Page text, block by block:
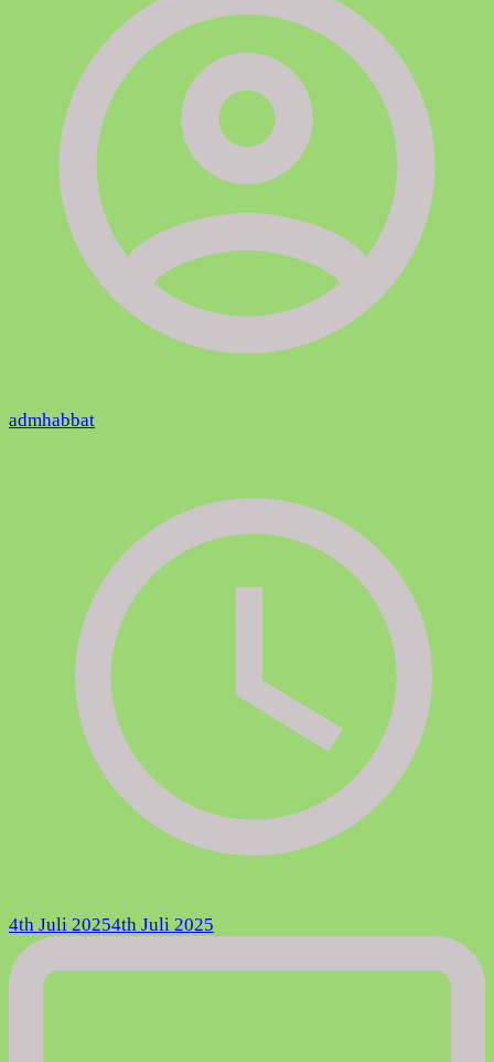
admhabbat
4th Juli 20254th Juli 2025